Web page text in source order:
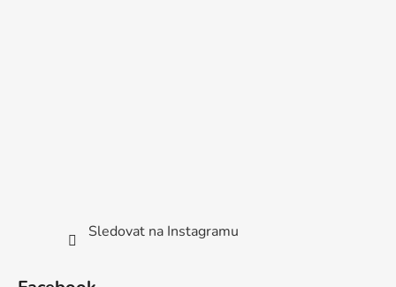
Sledovat na Instagramu